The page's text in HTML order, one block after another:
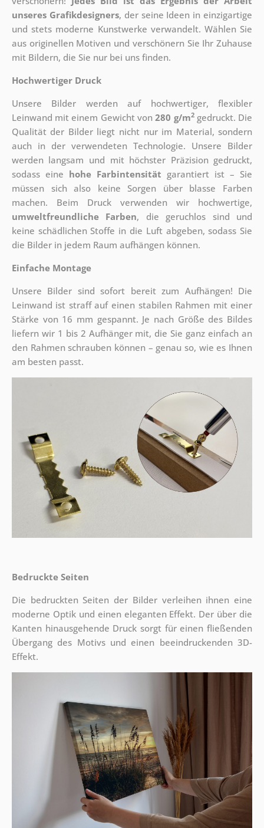
unseres Grafikdesigners, der seine Ideen in einzigartige
und stets moderne Kunstwerke verwandelt. Wählen Sie
aus originellen Motiven und verschönern Sie Ihr Zuhause
mit Bildern, die Sie nur bei uns finden.
Hochwertiger Druck
Unsere Bilder werden auf hochwertiger, flexibler
Leinwand mit einem Gewicht von280 g/m2gedruckt. Die
Qualität der Bilder liegt nicht nur im Material, sondern
auch in der verwendeten Technologie. Unsere Bilder
werden langsam und mit höchster Präzision gedruckt,
sodass eine hohe Farbintensität garantiert ist – Sie
müssen sich also keine Sorgen über blasse Farben
machen. Beim Druck verwenden wir hochwertige,
umweltfreundliche Farben, die geruchlos sind und
keine schädlichen Stoffe in die Luft abgeben, sodass Sie
die Bilder in jedem Raum aufhängen können.
Einfache Montage
Unsere Bilder sind sofort bereit zum Aufhängen! Die
Leinwand ist straff auf einen stabilen Rahmen mit einer
Stärke von 16 mm gespannt. Je nach Größe des Bildes
liefern wir 1 bis 2 Aufhänger mit, die Sie ganz einfach an
den Rahmen schrauben können – genau so, wie es Ihnen
am besten passt.
Bedruckte Seiten
Die bedruckten Seiten der Bilder verleihen ihnen eine
moderne Optik und einen eleganten Effekt. Der über die
Kanten hinausgehende Druck sorgt für einen fließenden
Übergang des Motivs und einen beeindruckenden 3D-
Effekt.